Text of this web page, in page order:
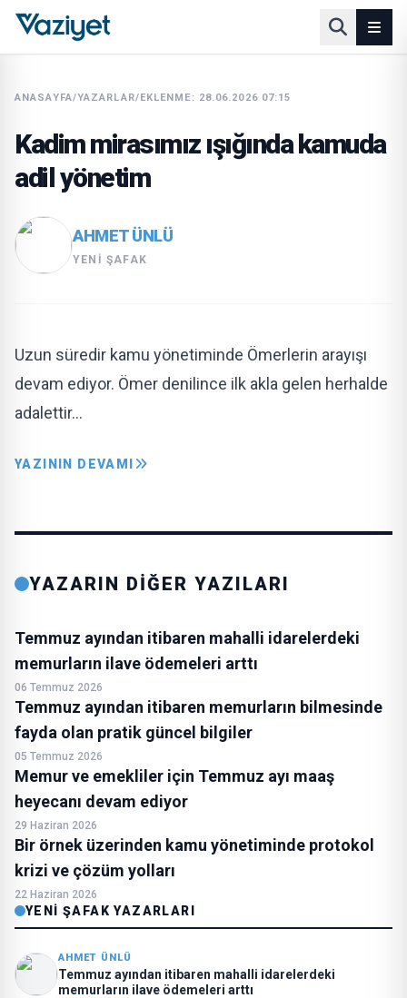
ANASAYFA/YAZARLAR/EKLENME: 28.06.2026 07:15
Kadim mirasımız ışığında kamuda
adil yönetim
AHMET ÜNLÜ
YENI ŞAFAK
Uzun süredir kamu yönetiminde Ömerlerin arayışı
devam ediyor. Ömer denilince ilk akla gelen herhalde
adalettir…
YAZININ DEVAMI
YAZARIN DİĞER YAZILARI
Temmuz ayından itibaren mahalli idarelerdeki
memurların ilave ödemeleri arttı
06 Temmuz 2026
Temmuz ayından itibaren memurların bilmesinde
fayda olan pratik güncel bilgiler
05 Temmuz 2026
Memur ve emekliler için Temmuz ayı maaş
heyecanı devam ediyor
29 Haziran 2026
Bir örnek üzerinden kamu yönetiminde protokol
krizi ve çözüm yolları
22 Haziran 2026
YENI ŞAFAK YAZARLARI
AHMET ÜNLÜ
Temmuz ayından itibaren mahalli idarelerdeki
memurların ilave ödemeleri arttı